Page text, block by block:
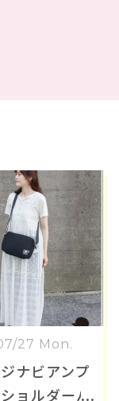
27 Mon.
ナビアンプ
ョルダーバ